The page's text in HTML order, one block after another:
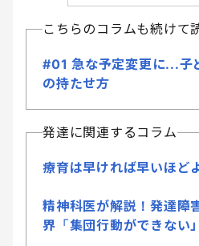
こちらのコラムも続けて
#01 急な予定変更に...子
の持たせ方
発達に関連するコラム
療育は早ければ早いほど
精神科医が解説！発達障
界「集団行動ができない」